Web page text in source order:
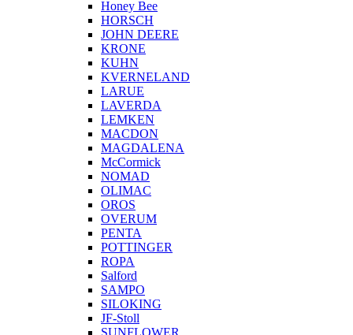
Honey Bee
HORSCH
JOHN DEERE
KRONE
KUHN
KVERNELAND
LARUE
LAVERDA
LEMKEN
MACDON
MAGDALENA
McCormick
NOMAD
OLIMAC
OROS
OVERUM
PENTA
POTTINGER
ROPA
Salford
SAMPO
SILOKING
JF-Stoll
SUNFLOWER